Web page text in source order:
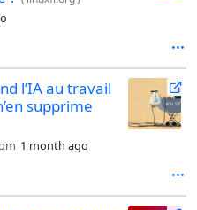
l’IA au travail
supprime
1 month ago